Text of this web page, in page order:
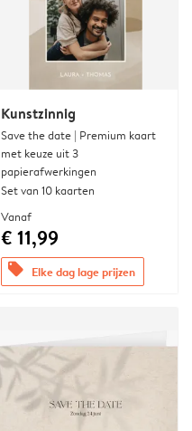
Kunstzinnig
Save the date | Premium kaart
met keuze uit 3
papierafwerkingen
Set van 10 kaarten
Vanaf
€ 11,99
offers Elke dag lage prijzen